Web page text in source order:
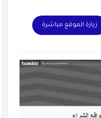
زيارة الموقع مباشرة